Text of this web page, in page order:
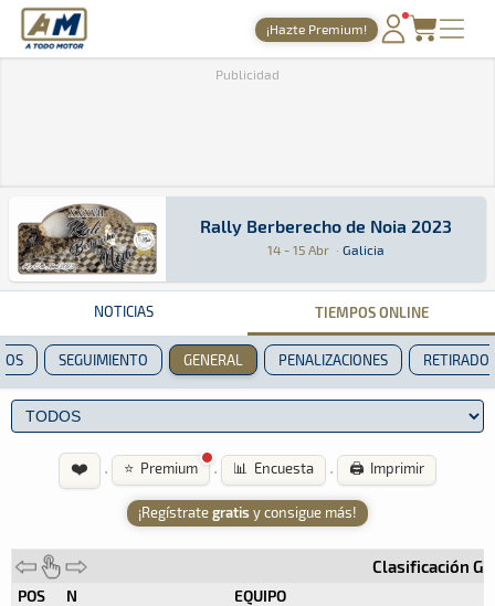
A Todo Motor · Revista del motor desde 1999
¡Hazte Premium!
GALERÍAS
TIENDA
ARCHIVO
Publicidad
Rally Berberecho de Noia 2023
Rally Berberecho de Noia 2023
14 - 15 Abr · Galicia
Rally · Rally Berberecho de Noia 2023:
NOTICIAS TIEMPOS ONLINE
SEGUIMIENTO GENERAL PENALIZACIONES
❤️ · ⭐ Premium · 📊 Encuesta · 🖨️ Imprimir
¡Regístrategratis y consigue más!
Clasificación
POS N EQUIPO